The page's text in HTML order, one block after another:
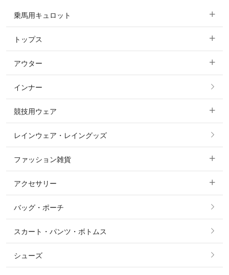
乗馬用キュロット
すべてのキュロット
フルグリップ・尻革 キュロット
ニーグリップ・膝革 キュロット
トップス
すべてのトップス
ポロシャツ
カットソー・Tシャツ・タンクトップ
ニット・セーター
シャツ・ブラウス・ワンピース
アウター
すべてのアウター
コート
ジャケット・ブルゾン
インナー
競技用ウェア
すべての競技用ウェア
ショージャケット
ショーシャツ
レインウェア・レイングッズ
ファッション雑貨
すべてのファッション雑貨
ソックス
ベルト
アクセサリー
すべてのアクセサリー
リング
ピアス・イヤリング
バッグ・ポーチ
スカート・パンツ・ボトムス
シューズ